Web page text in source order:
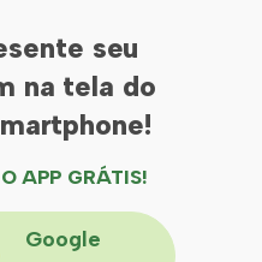
seu
na tela do
APP GRÁTIS!
Google